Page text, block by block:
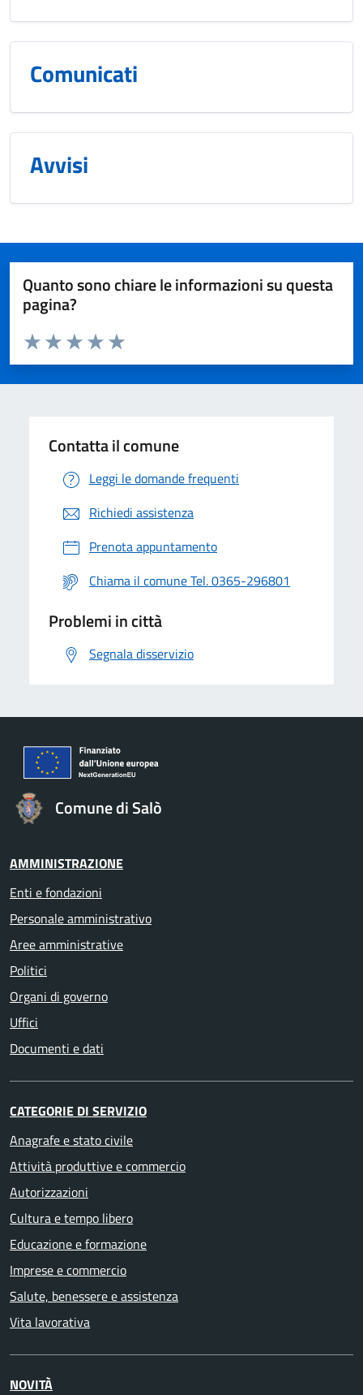
Comunicati
Avvisi
Quanto sono chiare le informazioni su questa
pagina?
Valuta da 1 a 5 stelle la pagina
Valuta 5 stelle su 5
Valuta 4 stelle su 5
Valuta 3 stelle su 5
Valuta 2 stelle su 5
Valuta 1 stelle su 5
Contatta il comune
Leggi le domande frequenti
Richiedi assistenza
Prenota appuntamento
Chiama il comune Tel. 0365-296801
Problemi in città
Segnala disservizio
Comune di Salò
AMMINISTRAZIONE
Enti e fondazioni
Personale amministrativo
Aree amministrative
Politici
Organi di governo
Uffici
Documenti e dati
CATEGORIE DI SERVIZIO
Anagrafe e stato civile
Attività produttive e commercio
Autorizzazioni
Cultura e tempo libero
Educazione e formazione
Imprese e commercio
Salute, benessere e assistenza
Vita lavorativa
NOVITÀ